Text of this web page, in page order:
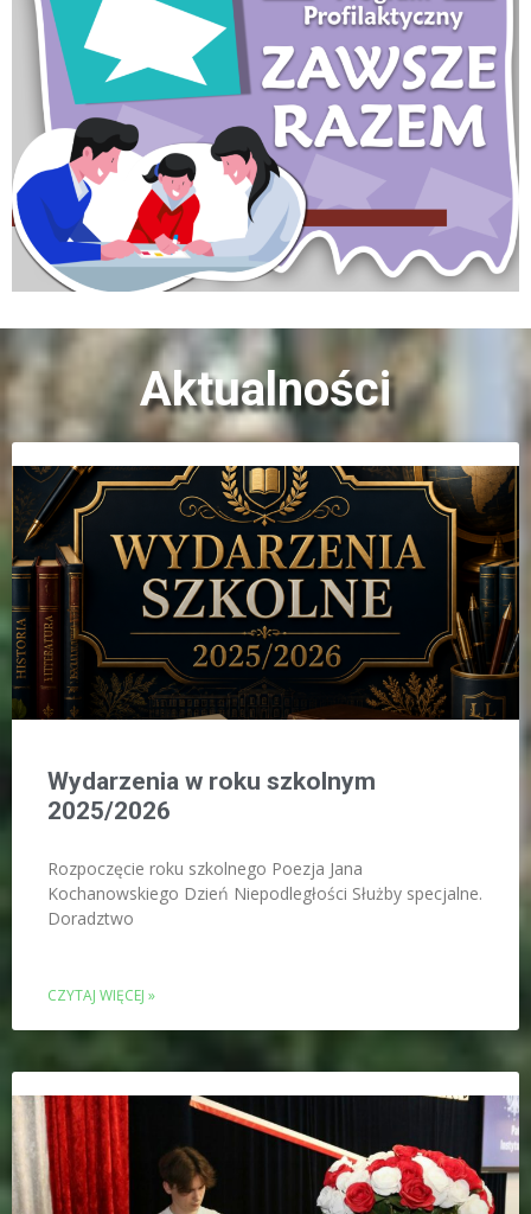
Aktualności
Wydarzenia w roku szkolnym
2025/2026
Rozpoczęcie roku szkolnego Poezja Jana
Kochanowskiego Dzień Niepodległości Służby specjalne.
Doradztwo
CZYTAJ WIĘCEJ »